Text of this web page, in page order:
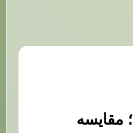
قیمت سئو 1404؛ مقایسه